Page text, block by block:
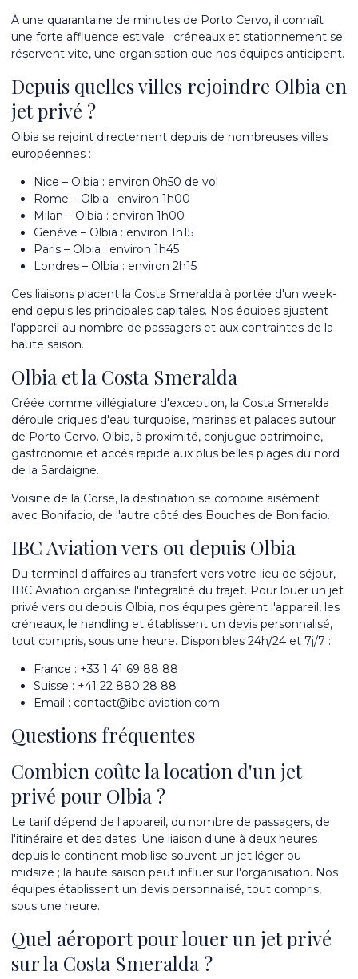
À une quarantaine de minutes de Porto Cervo, il connaît
une forte affluence estivale : créneaux et stationnement se
réservent vite, une organisation que nos équipes anticipent.
Depuis quelles villes rejoindre Olbia en
jet privé ?
Olbia se rejoint directement depuis de nombreuses villes
européennes :
Nice – Olbia : environ 0h50 de vol
Rome – Olbia : environ 1h00
Milan – Olbia : environ 1h00
Genève – Olbia : environ 1h15
Paris – Olbia : environ 1h45
Londres – Olbia : environ 2h15
Ces liaisons placent la Costa Smeralda à portée d'un week-
end depuis les principales capitales. Nos équipes ajustent
l'appareil au nombre de passagers et aux contraintes de la
haute saison.
Olbia et la Costa Smeralda
Créée comme villégiature d'exception, la Costa Smeralda
déroule criques d'eau turquoise, marinas et palaces autour
de Porto Cervo. Olbia, à proximité, conjugue patrimoine,
gastronomie et accès rapide aux plus belles plages du nord
de la Sardaigne.
Voisine de la Corse, la destination se combine aisément
avec Bonifacio, de l'autre côté des Bouches de Bonifacio.
IBC Aviation vers ou depuis Olbia
Du terminal d'affaires au transfert vers votre lieu de séjour,
IBC Aviation organise l'intégralité du trajet. Pour louer un jet
privé vers ou depuis Olbia, nos équipes gèrent l'appareil, les
créneaux, le handling et établissent un devis personnalisé,
tout compris, sous une heure. Disponibles 24h/24 et 7j/7 :
France : +33 1 41 69 88 88
Suisse : +41 22 880 28 88
Email : contact@ibc-aviation.com
Questions fréquentes
Combien coûte la location d'un jet
privé pour Olbia ?
Le tarif dépend de l'appareil, du nombre de passagers, de
l'itinéraire et des dates. Une liaison d'une à deux heures
depuis le continent mobilise souvent un jet léger ou
midsize ; la haute saison peut influer sur l'organisation. Nos
équipes établissent un devis personnalisé, tout compris,
sous une heure.
Quel aéroport pour louer un jet privé
sur la Costa Smeralda ?